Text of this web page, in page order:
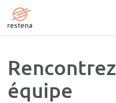
contenu
équipe